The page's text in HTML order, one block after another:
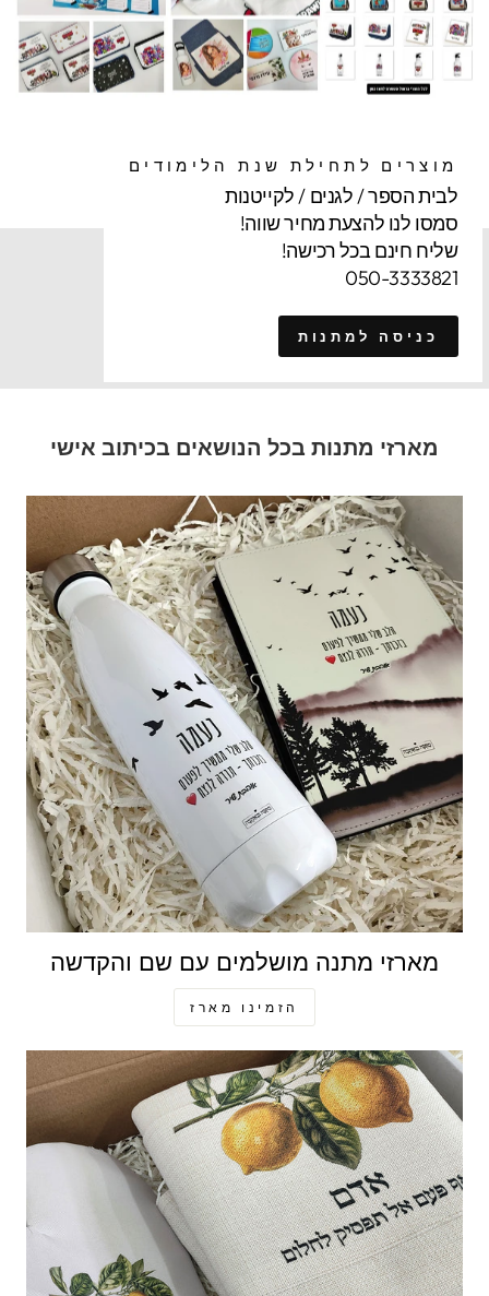
מוצרים לתחילת שנת הלימודים
לבית הספר / לגנים / לקייטנות
סמסו לנו להצעת מחיר שווה!
שליח חינם בכל רכישה!
050-3333821
כניסה למתנות
מארזי מתנות בכל הנושאים בכיתוב אישי
מארזי מתנה מושלמים עם שם והקדשה
הזמינו מארז